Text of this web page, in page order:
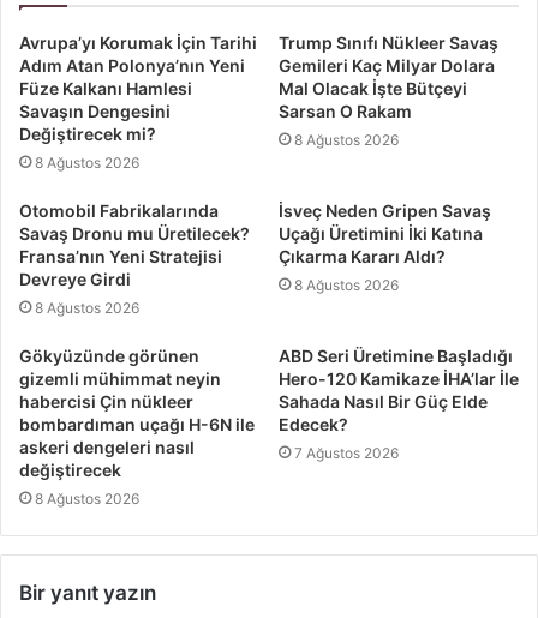
Avrupa’yı Korumak İçin Tarihi
Adım Atan Polonya’nın Yeni
Füze Kalkanı Hamlesi
Savaşın Dengesini
Değiştirecek mi?
8 Ağustos 2026
Trump Sınıfı Nükleer Savaş
Gemileri Kaç Milyar Dolara
Mal Olacak İşte Bütçeyi
Sarsan O Rakam
8 Ağustos 2026
Otomobil Fabrikalarında
Savaş Dronu mu Üretilecek?
Fransa’nın Yeni Stratejisi
Devreye Girdi
8 Ağustos 2026
İsveç Neden Gripen Savaş
Uçağı Üretimini İki Katına
Çıkarma Kararı Aldı?
8 Ağustos 2026
Gökyüzünde görünen
gizemli mühimmat neyin
habercisi Çin nükleer
bombardıman uçağı H-6N ile
askeri dengeleri nasıl
değiştirecek
8 Ağustos 2026
ABD Seri Üretimine Başladığı
Hero-120 Kamikaze İHA’lar İle
Sahada Nasıl Bir Güç Elde
Edecek?
7 Ağustos 2026
Bir yanıt yazın